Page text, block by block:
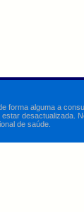
forma alguma a
desactualizada.
de saúde.